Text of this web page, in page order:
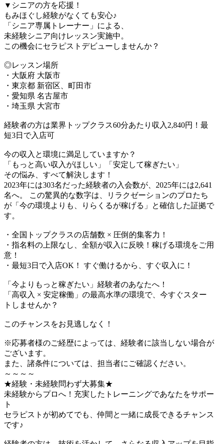
▼シニアの方を応援！
もみほぐし経験がなくても安心♪
「シニア専属トレーナー」による、
未経験シニア向けレッスン実施中。
この機会にセラピストデビューしませんか？
◎レッスン場所
・大阪府 大阪市
・東京都 新宿区、町田市
・愛知県 名古屋市
・埼玉県 大宮市
経験者の方は業界トップクラス60分あたり収入2,840円！最
短3日で入店可
今の収入と環境に満足していますか？
「もっと高い収入がほしい」「安定して稼ぎたい」
その悩み、すべて解決します！
2023年には303名だった経験者の入会数が、2025年には2,641
名へ。 この驚異的な数字は、リラクゼーションのプロたち
が「今の環境よりも、りらくるが稼げる」と確信した証拠で
す。
・全国トップクラスの店舗数 × 圧倒的集客力！
・指名料の上限なし、全額が収入に反映！稼げる環境をご用
意！
・最短3日で入店OK！ すぐ働けるから、すぐ収入に！
「今よりもっと稼ぎたい」経験者のあなたへ！
「高収入 × 安定稼働」の最高水準の環境で、今すぐスター
トしませんか？
このチャンスをお見逃しなく！
※応募者様のご経歴によっては、経験者に該当しない場合が
ございます。
また、諸条件については、担当者にご確認ください。
～～～～
★経験・未経験問わず大募集★
未経験からプロへ！充実したトレーニングであなたをサポー
ト
セラピストが初めてでも、仲間と一緒に成長できるチャンス
です♪